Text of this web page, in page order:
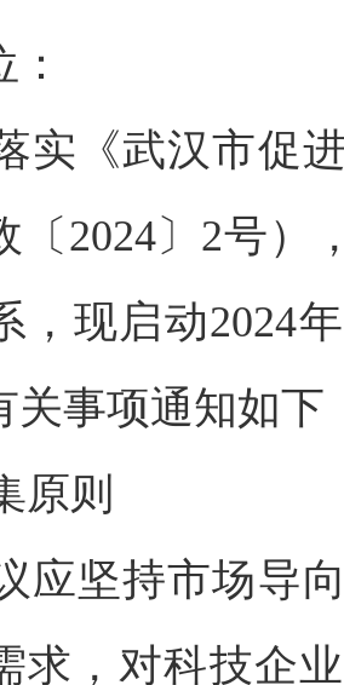
实《武汉市促
〔2024〕2号）
，现启动2024
关事项通知如下
原则
应坚持市场导
求，对科技企